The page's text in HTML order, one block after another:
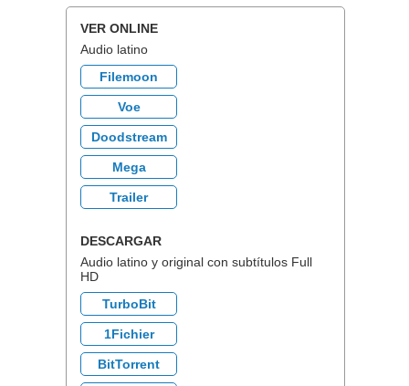
VER ONLINE
Audio latino
Filemoon
Voe
Doodstream
Mega
Trailer
DESCARGAR
Audio latino y original con subtítulos Full
HD
TurboBit
1Fichier
BitTorrent